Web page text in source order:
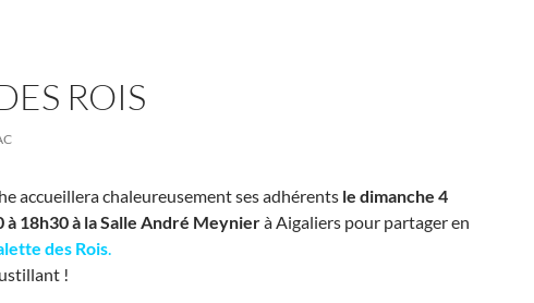
ROIS
accueillera chaleureusement ses adhérents le dimanche 4
18h30 à la Salle André Meynierà Aigaliers pour partager en
des Rois
!